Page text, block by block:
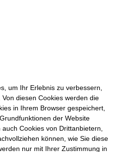
um Ihr Erlebnis zu verbessern,
diesen Cookies werden die
in Ihrem Browser gespeichert,
der Website
Cookies von Drittanbietern,
können, wie Sie diese
nur mit Ihrer Zustimmung in